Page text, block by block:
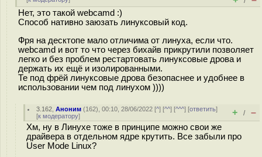
Нет, это такой webcamd :)
Способ нативно заюзать линуксовый код.
Фря на десктопе мало отличима от линуха, если что.
webcamd и вот то что через бихайв прикрутили позволяет
легко и без проблем рестартовать линуксовые дрова и
держать их ещё и изолированными.
Те под фрёй линуксовые дрова безопаснее и удобнее в
использовании чем под линухом ))))
3.162 ,Аноним (162), 00:10, 28/06/2022 [^] [^^] [^^^] [ответить]
[к модератору] + / –
Хм, ну в Линухе тоже в принципе можно свои же
драйвера в отдельном ядре крутить. Все забыли про
User Mode Linux?